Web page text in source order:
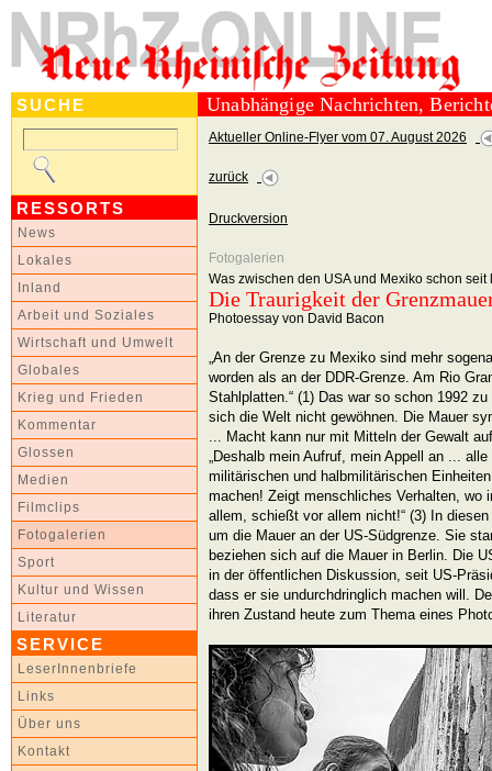
SUCHE
RESSORTS
News
Lokales
Inland
Arbeit und Soziales
Wirtschaft und Umwelt
Globales
Krieg und Frieden
Kommentar
Glossen
Medien
Filmclips
Fotogalerien
Sport
Kultur und Wissen
Literatur
SERVICE
LeserInnenbriefe
Links
Über uns
Kontakt
Unabhängige Nachrichten,
Aktueller Online-Flyer vom 07. August 2026
zurück
Druckversion
Fotogalerien
Was zwischen den USA und Mexiko schon seit
Die Traurigkeit der
Photoessay von David Bacon
„An der Grenze zu Mexiko sind mehr
worden als an der DDR-Grenze. Am Rio
Stahlplatten.“ (1) Das war so schon 1992
sich die Welt nicht gewöhnen. Die Mauer
... Macht kann nur mit Mitteln der Gewalt
„Deshalb mein Aufruf, mein Appell an ...
militärischen und halbmilitärischen
machen! Zeigt menschliches Verhalten, wo
allem, schießt vor allem nicht!“ (3) In
um die Mauer an der US-Südgrenze. Sie
beziehen sich auf die Mauer in Berlin. Die
in der öffentlichen Diskussion, seit US-
dass er sie undurchdringlich machen will.
ihren Zustand heute zum Thema eines